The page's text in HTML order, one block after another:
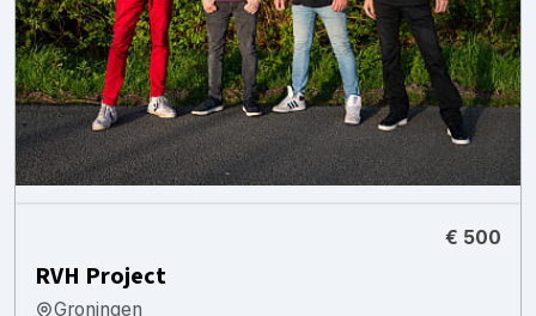
€ 500
RVH Project
Groningen